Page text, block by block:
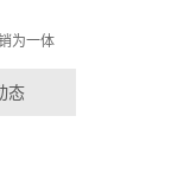
为一体
态